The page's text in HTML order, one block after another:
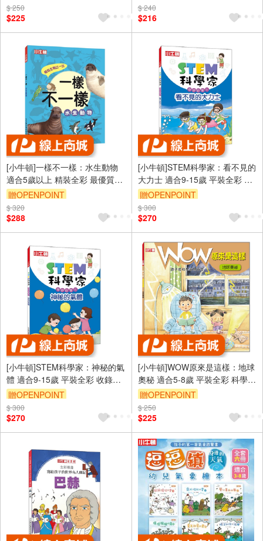
$ 250
$225
$ 240
$216
[小牛頓]一樣不一樣：水生動物
適合5歲以上 精裝全彩 最優質科
普繪本
贈OPENPOINT
$ 320
$288
[小牛頓]STEM科學家：看不見的
大力士 適合9-15歲 平裝全彩 收
錄趣味科學實驗
贈OPENPOINT
$ 300
$270
[小牛頓]STEM科學家：神秘的氣
體 適合9-15歲 平裝全彩 收錄趣
味科學實驗
贈OPENPOINT
$ 300
$270
[小牛頓]WOW原來是這樣：地球
奧秘 適合5-8歲 平裝全彩 科學百
問百答 附朗讀有聲書
贈OPENPOINT
$ 250
$225